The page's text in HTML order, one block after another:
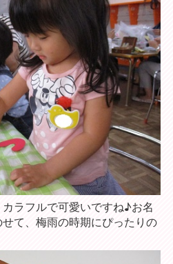
ラフルで可愛いですね♪お名
て、梅雨の時期にぴったりの